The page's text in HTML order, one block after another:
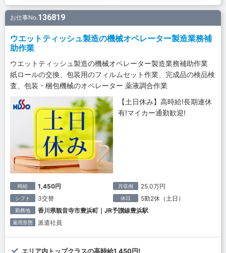
お仕事No.136819
ウエットティッシュ製造の機械オペレーター製造業務補
助作業
ウエットティッシュ製造の機械オペレーター製造業務補助作業
紙ロールの交換、包装用のフィルムセット作業、完成品の検品検
査、包装・梱包機械のオペレーター 薬液調合作業
【土日休み】高時給!長期連休
有!マイカー通勤歓迎!
時給 1,450円 月収例 25.0万円
シフト 3交替 休日 5勤2休（土日）
勤務地 香川県観音寺市豊浜町｜JR予讃線豊浜駅
雇用形態 派遣社員
エリア内トップクラスの高時給1,450円!